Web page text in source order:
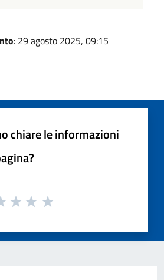
: 29 agosto 2025, 09:15
chiare le informazioni